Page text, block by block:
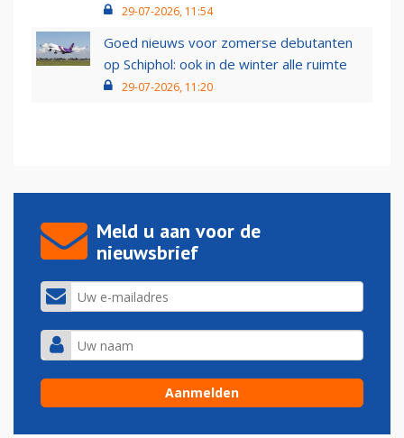
29-07-2026, 11:54
Goed nieuws voor zomerse debutanten
op Schiphol: ook in de winter alle ruimte
29-07-2026, 11:20
Meld u aan voor de
nieuwsbrief